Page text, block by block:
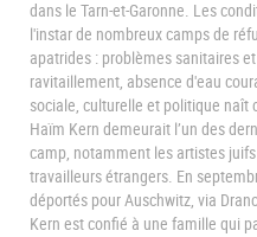
dans le Tarn-et-Garonne. Les
l'instar de nombreux camps de
apatrides : problèmes sanitaires
ravitaillement, absence d'eau
sociale, culturelle et politique naît
Haïm Kern demeurait l’un des
camp, notamment les artistes
travailleurs étrangers. En
déportés pour Auschwitz, via
Kern est confié à une famille qui